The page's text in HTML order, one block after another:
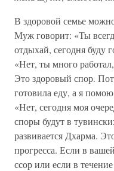
В здоровой семье
Муж говорит: «Ты
отдыхай, сегодня буду
«Нет, ты много
Это здоровый спор.
готовила еду, а я
«Нет, сегодня моя
споры будут в
развивается Дхарма.
прогресса. Если в
ссор или если в